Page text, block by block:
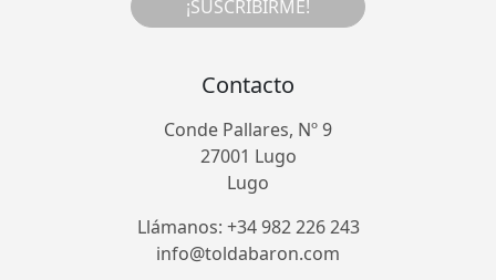
¡SUSCRIBIRME!
Contacto
Conde Pallares, Nº 9
27001 Lugo
Lugo
Llámanos: +34 982 226 243
info@toldabaron.com